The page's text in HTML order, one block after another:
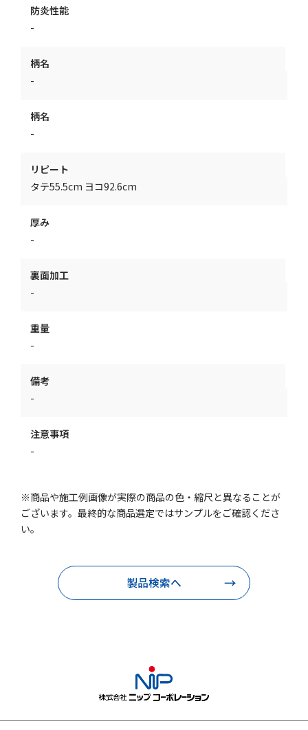
防炎性能
-
柄名
-
柄名
-
リピート
タテ55.5cm ヨコ92.6cm
厚み
-
裏面加工
-
重量
-
備考
-
注意事項
-
※商品や施工例画像が実際の商品の色・縮尺と異なることが
ございます。最終的な商品選定ではサンプルをご確認くださ
い。
製品検索へ